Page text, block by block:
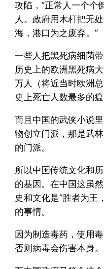
攻陷，“正常人一个个
人。政府用木杆把无
海，港口为之废弃。”
一些人把黑死病细菌
历史上的欧洲黑死病
万人（将近当时欧洲
史上死亡人数最多的瘟
而且中国的武侠小说
物创立门派，那是武
的门派。
所以中国传统文化和
的基因。在中国这虽
史和文化是“胜者为王
的事情。
因为制造毒药，使用
否则病毒会伤害本身。